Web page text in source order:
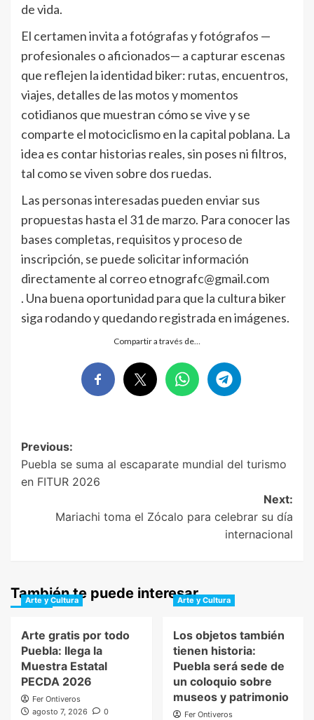
de vida.
El certamen invita a fotógrafas y fotógrafos —
profesionales o aficionados— a capturar escenas
que reflejen la identidad biker: rutas, encuentros,
viajes, detalles de las motos y momentos
cotidianos que muestran cómo se vive y se
comparte el motociclismo en la capital poblana. La
idea es contar historias reales, sin poses ni filtros,
tal como se viven sobre dos ruedas.
Las personas interesadas pueden enviar sus
propuestas hasta el 31 de marzo. Para conocer las
bases completas, requisitos y proceso de
inscripción, se puede solicitar información
directamente al correo etnografc@gmail.com
. Una buena oportunidad para que la cultura biker
siga rodando y quedando registrada en imágenes.
Compartir a través de…
Post
navigation
Previous:
Puebla se suma al escaparate mundial del turismo
en FITUR 2026
Next:
Mariachi toma el Zócalo para celebrar su día
internacional
También te puede interesar
Arte y Cultura
Arte gratis por todo
Puebla: llega la
Muestra Estatal
PECDA 2026
Fer Ontiveros
agosto 7, 2026
0
Arte y Cultura
Los objetos también
tienen historia:
Puebla será sede de
un coloquio sobre
museos y patrimonio
Fer Ontiveros